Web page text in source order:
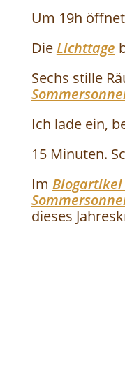
Um 19h
DieLichttage
Sechs stille
Ich lade ein,
15 Minuten.
Im Blogartikel
dieses